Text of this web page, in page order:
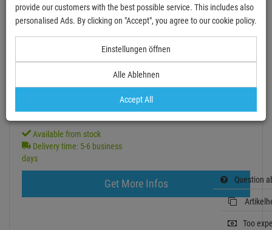
Cordial INTRO CFS 0,6 WW-SNOW - 0,6 m,
REAN 2 x Klinke 3,5 mm stereo weiss gold
Available from stock
Delivery time: 5-6 business
days
Get More Infos Question
Too
provide our customers with the best possible service. This includes also
personalised Ads. By clicking on "Accept", you agree to our cookie policy.
Einstellungen öffnen
Alle Ablehnen
Accept All